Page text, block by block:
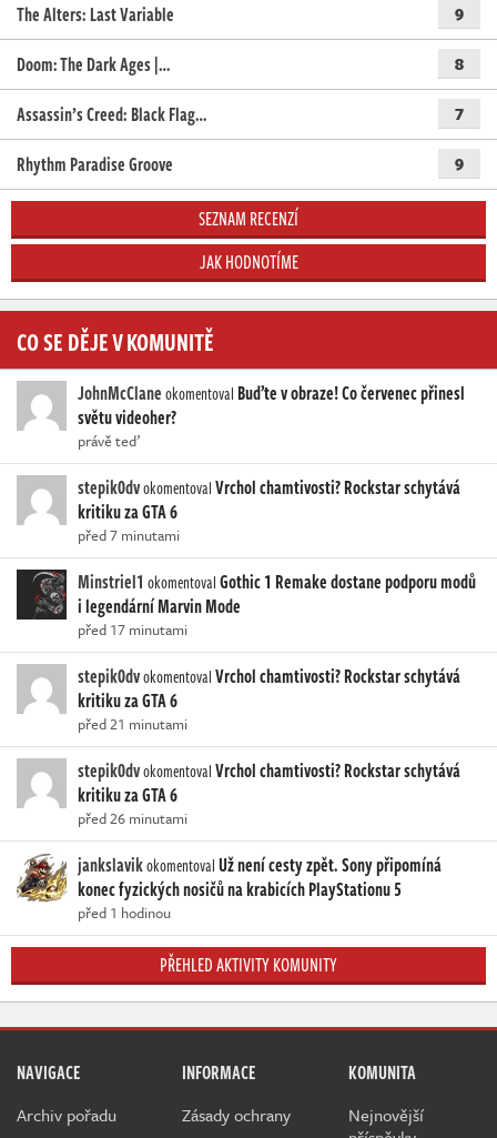
The Alters: Last Variable 9
Doom: The Dark Ages |… 8
Assassin’s Creed: Black Flag… 7
Rhythm Paradise Groove 9
SEZNAM RECENZÍ
JAK HODNOTÍME
CO SE DĚJE V KOMUNITĚ
JohnMcClaneokomentoval Buďte v obraze! Co červenec přinesl
světu videoher?
právě teď
stepik0dvokomentovalVrchol chamtivosti? Rockstar schytává
kritiku za GTA 6
před 7 minutami
Minstriel1 okomentovalGothic 1 Remake dostane podporu modů
i legendární Marvin Mode
před 17 minutami
stepik0dvokomentovalVrchol chamtivosti? Rockstar schytává
kritiku za GTA 6
před 21 minutami
stepik0dvokomentovalVrchol chamtivosti? Rockstar schytává
kritiku za GTA 6
před 26 minutami
jankslavikokomentovalUž není cesty zpět. Sony připomíná
konec fyzických nosičů na krabicích PlayStationu 5
před 1 hodinou
PŘEHLED AKTIVITY KOMUNITY
NAVIGACE
Archiv pořadu
INFORMACE
Zásady ochrany
KOMUNITA
Nejnovější